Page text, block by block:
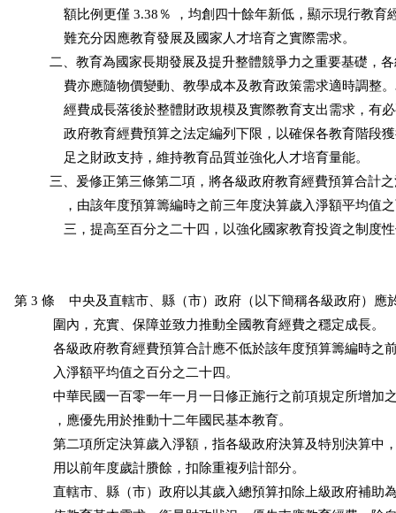
額比例更僅 3.38％ ，均創四十餘年新低，顯示現行教
              難充分因應教育發展及國家人才培育之實際需求。
二、教育為國家長期發展及提升整體競爭力之重要基礎，
費亦應隨物價變動、教學成本及教育政策需求適時調整
經費成長落後於整體財政規模及實際教育支出需求，有
政府教育經費預算之法定編列下限，以確保各教育階段
              足之財政支持，維持教育品質並強化人才培育量能。
三、爰修正第三條第二項，將各級政府教育經費預算合計
，由該年度預算籌編時之前三年度決算歲入淨額平均值
三，提高至百分之二十四，以強化國家教育投資之制度
第 3 條    中央及直轄市、縣（市）政府（以下簡稱各級政府）應
           圍內，充實、保障並致力推動全國教育經費之穩定成長。
各級政府教育經費預算合計應不低於該年度預算籌編時之
           入淨額平均值之百分之二十四。
中華民國一百零一年一月一日修正施行之前項規定所增加
           ，應優先用於推動十二年國民基本教育。
第二項所定決算歲入淨額，指各級政府決算及特別決算中
           用以前年度歲計賸餘，扣除重複列計部分。
直轄市、縣（市）政府以其歲入總預算扣除上級政府補助